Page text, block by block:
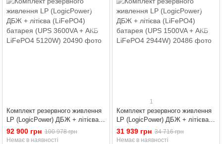
Комплект резервного живлення
LP (LogicPower) ДБЖ + літієва
(LiFePO4) батарея (UPS 3600VA
+ АКБ LiFePO4 5120W)
92 900 грн 100 978 грн
Немає в наявності
1
Комплект резервного живлення
LP (LogicPower) ДБЖ + літієва
(LiFePO4) батарея (UPS 1500VA
+ АКБ LiFePO4 2944W)
31 939 грн 34 716 грн
Немає в наявності